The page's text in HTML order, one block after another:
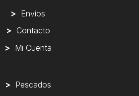
> Envíos
>Contacto
>Mi Cuenta
>Pescados